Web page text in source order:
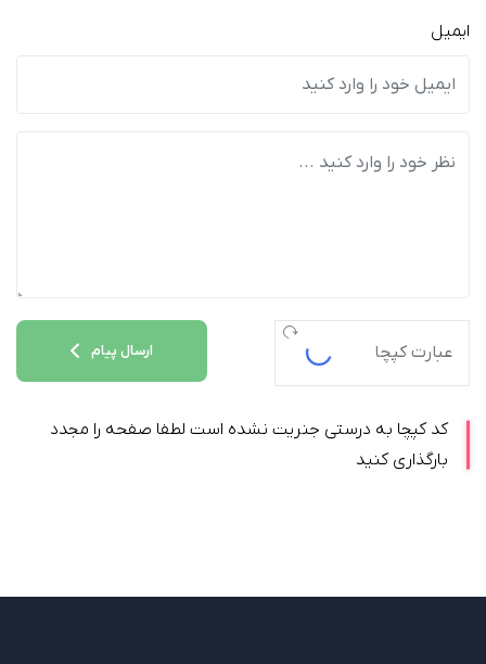
ایمیل
ارسال پیام
کد کپچا به درستی جنریت نشده است لطفا صفحه را مجدد
بارگذاری کنید